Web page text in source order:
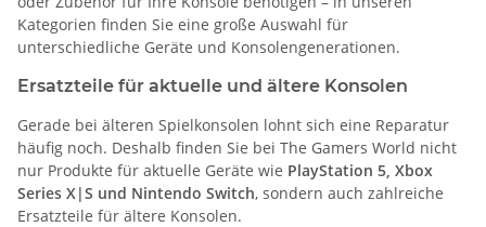
Kategorien finden Sie eine große Auswahl für
unterschiedliche Geräte und Konsolengenerationen.
Ersatzteile für aktuelle und ältere Konsolen
Gerade bei älteren Spielkonsolen lohnt sich eine Reparatur
häufig noch. Deshalb finden Sie bei The Gamers World nicht
nur Produkte für aktuelle Geräte wie PlayStation 5, Xbox
Series X|S und Nintendo Switch, sondern auch zahlreiche
Ersatzteile für ältere Konsolen.